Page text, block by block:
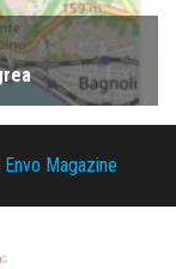
Envo Magazine